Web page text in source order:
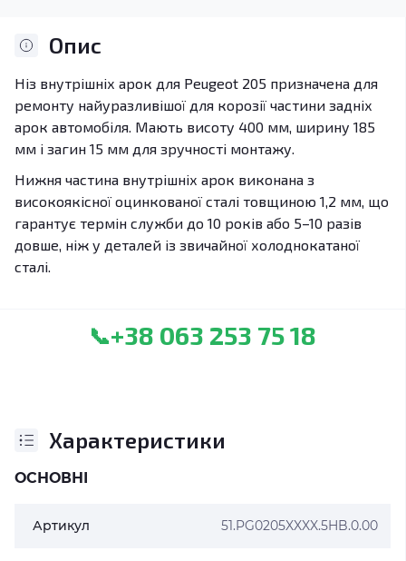
Опис
Ніз внутрішніх арок для Peugeot 205 призначена для
ремонту найуразливішої для корозії частини задніх
арок автомобіля. Мають висоту 400 мм, ширину 185
мм і загин 15 мм для зручності монтажу.
Нижня частина внутрішніх арок виконана з
високоякісної оцинкованої сталі товщиною 1,2 мм, що
гарантує термін служби до 10 років або 5–10 разів
довше, ніж у деталей із звичайної холоднокатаної
сталі.
📞+38 063 253 75 18
Характеристики
ОСНОВНІ
Артикул 51.PG0205XXXX.5HB.0.00